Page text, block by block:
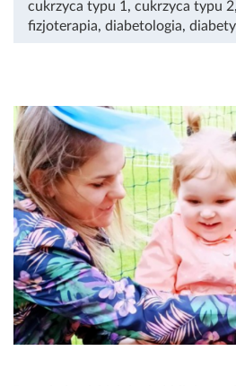
cukrzyca typu 1 , cukrzyca typu 2,
fizjoterapia, diabetologia,